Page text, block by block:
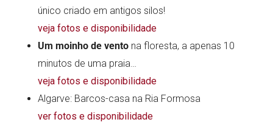
único criado em antigos silos!
veja fotos e disponibilidade
Um moinho de vento na floresta, a apenas 10
minutos de uma praia…
veja fotos e disponibilidade
Algarve: Barcos-casa na Ria Formosa
ver fotos e disponibilidade